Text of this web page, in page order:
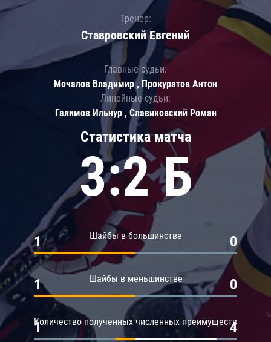
Статистика матча
3:2 Б
Шайбы в большинстве
1 0
Шайбы в меньшинстве
1 0
Количество полученных численных преимуществ
1 4
Тренер:
Ставровский Евгений
Главные судьи:
Мочалов Владимир , Прокуратов Антон
Линейные судьи:
Галимов Ильнур , Славиковский Роман